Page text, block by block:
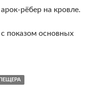
рёбер на кровле.
показом основных
ПЕЩЕРА